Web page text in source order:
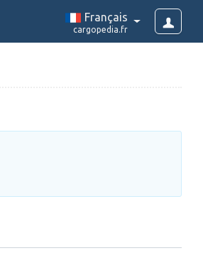
Français
cargopedia.fr